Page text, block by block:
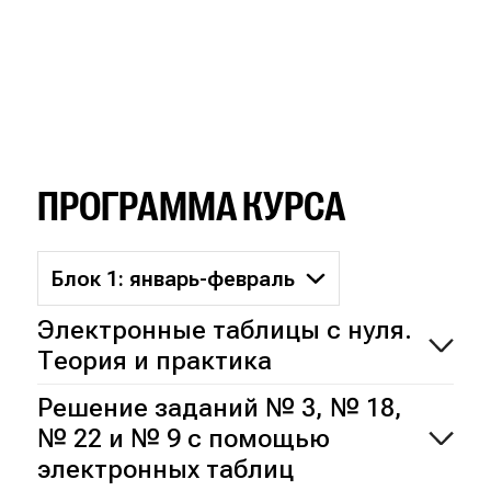
ПРОГРАММА КУРСА
Блок 1: январь-февраль
Электронные таблицы с нуля.
Теория и практика
Решение заданий № 3, № 18,
№ 22 и № 9 с помощью
электронных таблиц